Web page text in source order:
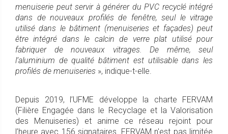
menuiserie peut servir à générer du PVC recyclé intégré
dans de nouveaux profilés de fenêtre, seul le vitrage
utilisé dans le bâtiment (menuiseries et façades) peut
être intégré dans le calcin de verre plat utilisé pour
fabriquer de nouveaux vitrages. De même, seul
l’aluminium de qualité bâtiment est utilisable dans les
profilés de menuiseries », indique-t-elle.
Depuis 2019, l’UFME développe la charte FERVAM
(Filière Engagée dans le Recyclage et la Valorisation
des Menuiseries) et anime ce réseau rejoint pour
l’heure avec 156 signataires. FERVAM n'est pas limitée